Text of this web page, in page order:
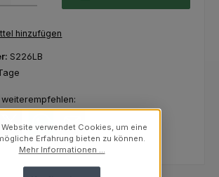
hinzufügen
S226LB
Website verwendet Cookies, um eine
Erfahrung bieten zu können.
Mehr Informationen ...